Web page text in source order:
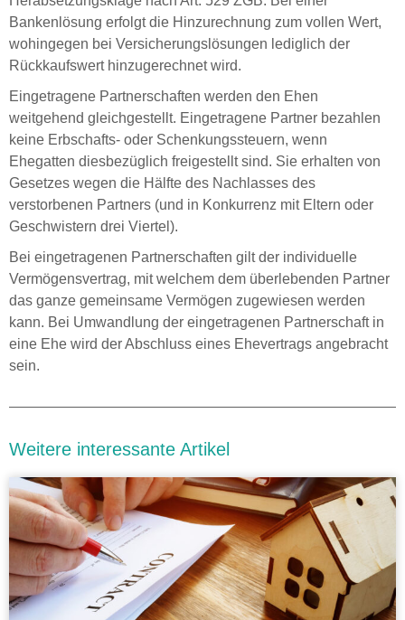
Bankenlösung erfolgt die Hinzurechnung zum vollen Wert,
wohingegen bei Versicherungslösungen lediglich der
Rückkaufswert hinzugerechnet wird.
Eingetragene Partnerschaften werden den Ehen
weitgehend gleichgestellt. Eingetragene Partner bezahlen
keine Erbschafts- oder Schenkungssteuern, wenn
Ehegatten diesbezüglich freigestellt sind. Sie erhalten von
Gesetzes wegen die Hälfte des Nachlasses des
verstorbenen Partners (und in Konkurrenz mit Eltern oder
Geschwistern drei Viertel).
Bei eingetragenen Partnerschaften gilt der individuelle
Vermögensvertrag, mit welchem dem überlebenden Partner
das ganze gemeinsame Vermögen zugewiesen werden
kann. Bei Umwandlung der eingetragenen Partnerschaft in
eine Ehe wird der Abschluss eines Ehevertrags angebracht
sein.
Weitere interessante Artikel